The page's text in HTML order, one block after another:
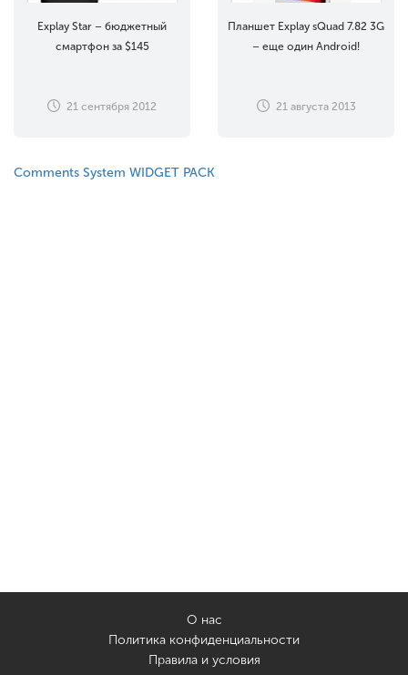
Explay Star – бюджетный
смартфон за $145
21 сентября 2012
Планшет Explay sQuad 7.82 3G
– еще один Android!
21 августа 2013
Comments System WIDGET PACK
О нас
Политика конфиденциальности
Правила и условия